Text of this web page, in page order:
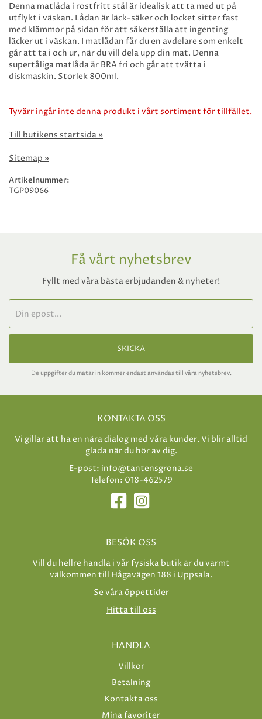
Denna matlåda i rostfritt stål är idealisk att ta med ut på
utflykt i väskan. Lådan är läck-säker och locket sitter fast
med klämmor på sidan för att säkerställa att ingenting
läcker ut i väskan. I matlådan får du en avdelare som enkelt
går att ta i och ur, när du vill dela upp din mat. Denna
supertåliga matlåda är BRA fri och går att tvätta i
diskmaskin. Storlek 800ml.
Tyvärr ingår inte denna produkt i vårt sortiment för tillfället.
Till butikens startsida »
Sitemap »
Artikelnummer:
TGP09066
Få vårt nyhetsbrev
Fyllt med våra bästa erbjudanden & nyheter!
SKICKA
De uppgifter du matar in kommer endast användas till våra nyhetsbrev.
KONTAKTA OSS
Vi gillar att ha en nära dialog med våra kunder. Vi blir alltid
glada när du hör av dig.
E-post: info@tantensgrona.se
Telefon: 018-462579
BESÖK OSS
Vill du hellre handla i vår fysiska butik är du varmt
välkommen till Hågavägen 188 i Uppsala.
Se våra öppettider
Hitta till oss
HANDLA
Villkor
Betalning
Kontakta oss
Mina favoriter